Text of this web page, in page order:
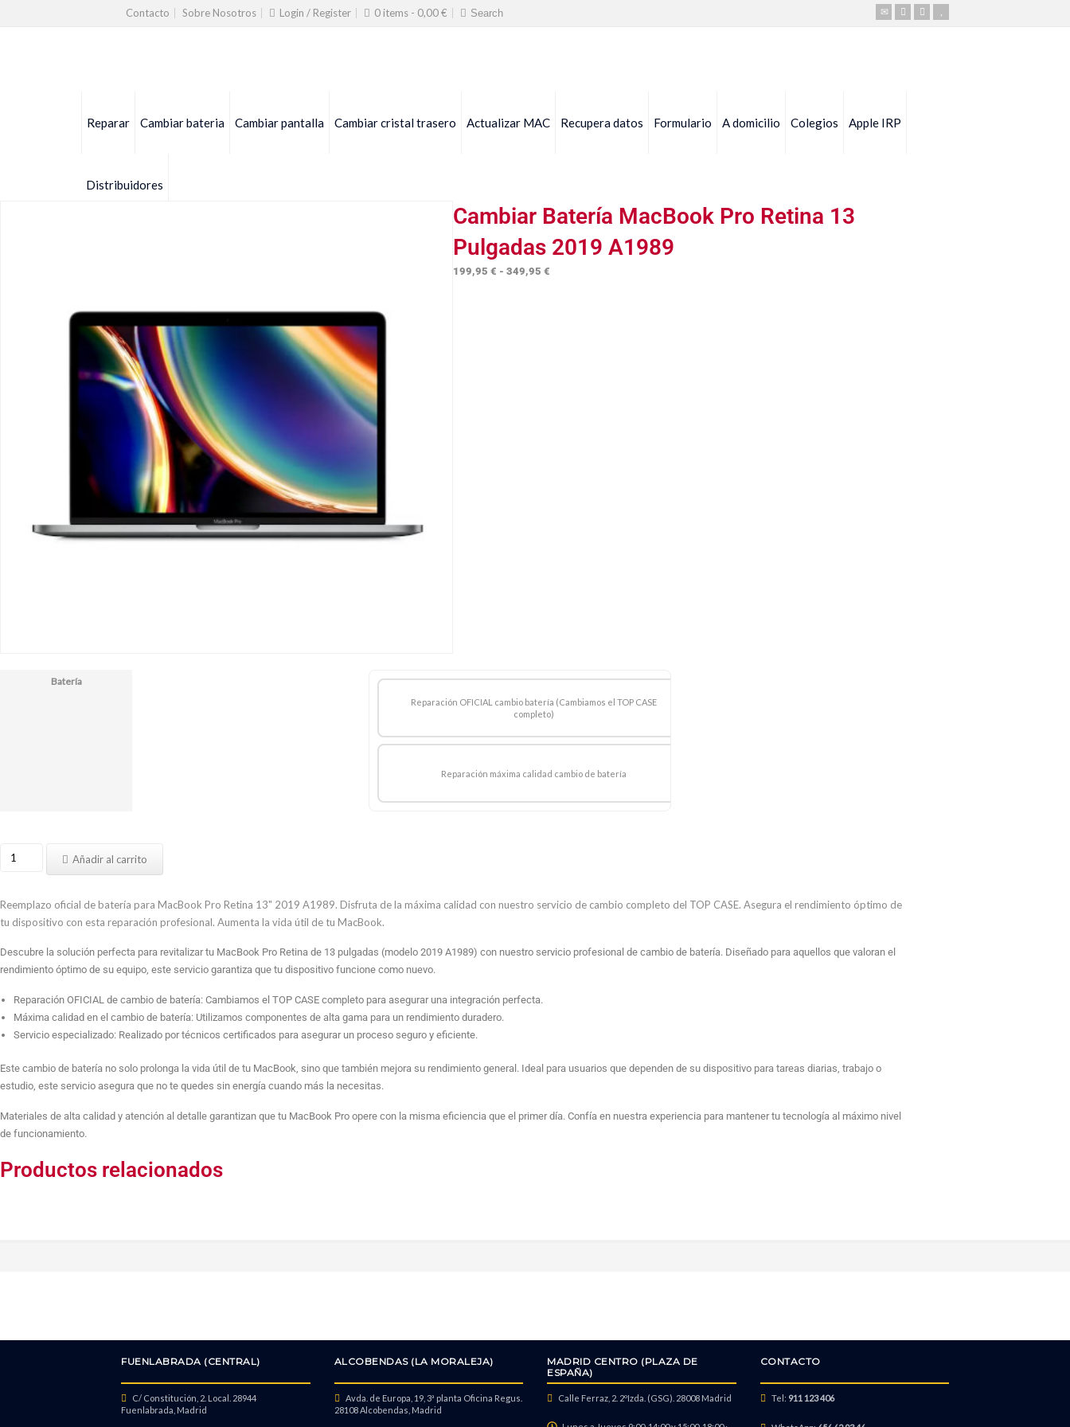
Contacto Sobre Nosotros Login / Register 0 items - 0,00€
Reparar Cambiar bateria Cambiar pantalla Cambiar cristal trasero Actualizar MAC Recupera datos Formulario A domicilio Colegios Apple IRP
Distribuidores
Cambiar Batería MacBook Pro Retina 13
Pulgadas 2019 A1989
199,95€ - 349,95€
Batería
Reparación OFICIAL cambio batería (Cambiamos el TOP CASE
completo)
Reparación máxima calidad cambio de batería
Cambiar
Pro
Retina
Pulgadas
2019
cantidad
Añadir al carrito
Reemplazo oficial de batería para MacBook Pro Retina 13" 2019 A1989. Disfruta de la máxima calidad con nuestro servicio de cambio completo del TOP CASE. Asegura el rendimiento óptimo de
tu dispositivo con esta reparación profesional. Aumenta la vida útil de tu MacBook.
Descubre la solución perfecta para revitalizar tu MacBook Pro Retina de 13 pulgadas (modelo 2019 A1989) con nuestro servicio profesional de cambio de batería. Diseñado para aquellos que valoran el
rendimiento óptimo de su equipo, este servicio garantiza que tu dispositivo funcione como nuevo.
Reparación OFICIAL de cambio de batería: Cambiamos el TOP CASE completo para asegurar una integración perfecta.
Máxima calidad en el cambio de batería: Utilizamos componentes de alta gama para un rendimiento duradero.
Servicio especializado: Realizado por técnicos certificados para asegurar un proceso seguro y eficiente.
Este cambio de batería no solo prolonga la vida útil de tu MacBook, sino que también mejora su rendimiento general. Ideal para usuarios que dependen de su dispositivo para tareas diarias, trabajo o
estudio, este servicio asegura que no te quedes sin energía cuando más la necesitas.
Materiales de alta calidad y atención al detalle garantizan que tu MacBook Pro opere con la misma eficiencia que el primer día. Confía en nuestra experiencia para mantener tu tecnología al máximo nivel
de funcionamiento.
Productos relacionados
FUENLABRADA (CENTRAL)
C/ Constitución, 2. Local. 28944
Fuenlabrada, Madrid
ALCOBENDAS (LA MORALEJA)
Avda. de Europa, 19, 3ª planta Oficina Regus.
28108 Alcobendas, Madrid
MADRID CENTRO (PLAZA DE
ESPAÑA)
Calle Ferraz, 2. 2ºIzda. (GSG). 28008 Madrid
CONTACTO
Tel: 911 123 406